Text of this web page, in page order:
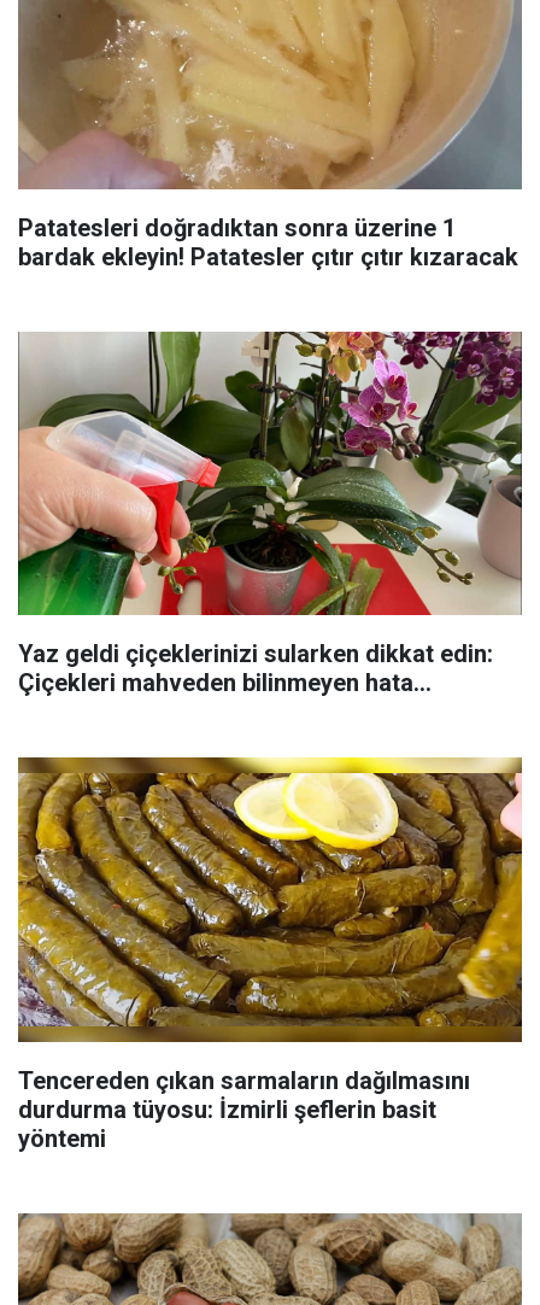
Patatesleri doğradıktan sonra üzerine 1
bardak ekleyin! Patatesler çıtır çıtır kızaracak
Yaz geldi çiçeklerinizi sularken dikkat edin:
Çiçekleri mahveden bilinmeyen hata...
Tencereden çıkan sarmaların dağılmasını
durdurma tüyosu: İzmirli şeflerin basit
yöntemi